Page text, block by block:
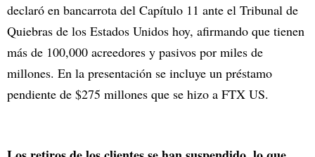
declaró en bancarrota del Capítulo 11 ante el Tribunal de
Quiebras de los Estados Unidos hoy, afirmando que tienen
más de 100,000 acreedores y pasivos por miles de
millones. En la presentación se incluye un préstamo
pendiente de $275 millones que se hizo a FTX US.